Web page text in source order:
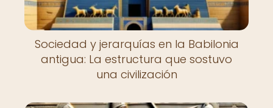
Sociedad y jerarquías en la Babilonia
antigua: La estructura que sostuvo
una civilización